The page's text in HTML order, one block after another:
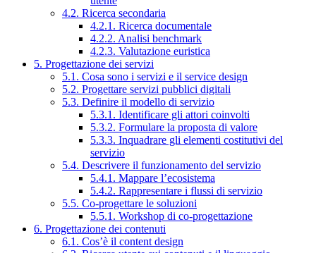
4.2. Ricerca secondaria
4.2.1. Ricerca documentale
4.2.2. Analisi benchmark
4.2.3. Valutazione euristica
5. Progettazione dei servizi
5.1. Cosa sono i servizi e il service design
5.2. Progettare servizi pubblici digitali
5.3. Definire il modello di servizio
5.3.1. Identificare gli attori coinvolti
5.3.2. Formulare la proposta di valore
5.3.3. Inquadrare gli elementi costitutivi del
servizio
5.4. Descrivere il funzionamento del servizio
5.4.1. Mappare l’ecosistema
5.4.2. Rappresentare i flussi di servizio
5.5. Co-progettare le soluzioni
5.5.1. Workshop di co-progettazione
6. Progettazione dei contenuti
6.1. Cos’è il content design